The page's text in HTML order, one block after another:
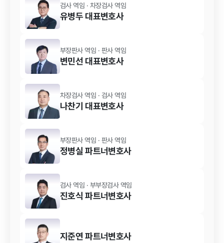
검사 역임 · 차장검사 역임
유병두 대표변호사
부장판사 역임 · 판사 역임
변민선 대표변호사
차장검사 역임 · 검사 역임
나찬기 대표변호사
부장판사 역임 · 판사 역임
정병실파트너변호사
검사 역임 · 부부장검사 역임
진호식 파트너변호사
지준연파트너변호사